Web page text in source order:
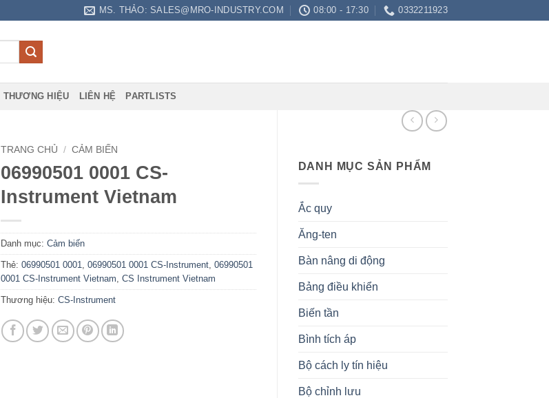
MS. THẢO: SALES@MRO-INDUSTRY.COM 08:00 - 17:30 0332211923
THƯƠNG HIỆU LIÊN HỆ PARTLISTS
DANH MỤC SẢN PHẨM
Ắc quy
Ăng-ten
Bàn nâng di động
Bảng điều khiển
Biến tần
Bình tích áp
Bộ cách ly tín hiệu
Bộ chỉnh lưu
TRANG CHỦ / CẢM BIẾN
06990501 0001 CS-
Instrument Vietnam
Danh mục: Cảm biến
Thẻ: 06990501 0001 06990501 0001 CS-Instrument, 06990501
0001 CS-Instrument Vietnam CS Instrument Vietnam
Thương hiệu: CS-Instrument